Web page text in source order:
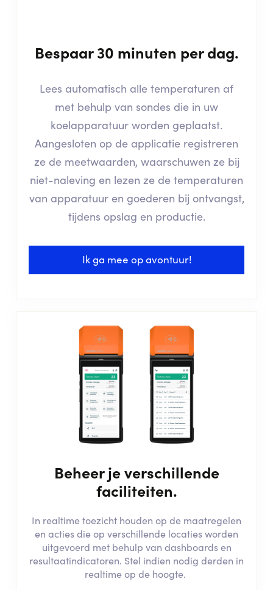
Bespaar 30 minuten per dag.
Lees automatisch alle temperaturen af
met behulp van sondes die in uw
koelapparatuur worden geplaatst.
Aangesloten op de applicatie registreren
ze de meetwaarden, waarschuwen ze bij
niet-naleving en lezen ze de temperaturen
van apparatuur en goederen bij ontvangst,
tijdens opslag en productie.
Ik ga mee op avontuur!
Beheer je verschillende
faciliteiten.
In realtime toezicht houden op de maatregelen
en acties die op verschillende locaties worden
uitgevoerd met behulp van dashboards en
resultaatindicatoren. Stel indien nodig derden in
realtime op de hoogte.